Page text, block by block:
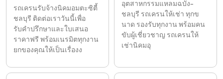
รถเครนรับจ้างนิคมอมตะซิตี้
ชลบุรี ติดต่อเราวันนี้เพื่อ
รับคำปรึกษาและใบเสนอ
ราคาฟรี พร้อมเนรมิตทุกงาน
ยกของคุณให้เป็นเรื่องง
อุตสาหกรรมแหลมฉบัง-
ชลบุรี รถเครนให้เช่า ทุกข
นาด รองรับทุกงาน พร้อมคน
ขับผู้เชี่ยวชาญ รถเครนให้
เช่านิคมอุ